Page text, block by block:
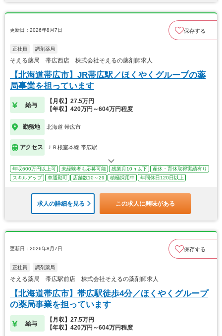
更新日：2026年8月7日 保存する
正社員 調剤薬局
そえる薬局 帯広西店 株式会社そえるの薬剤師求人
【北海道帯広市】JR帯広駅／ほくやくグループの薬
局事業を担っています
給与
【月収】27.5万円
【年収】420万円～604万円程度
勤務地 北海道 帯広市
アクセス ＪＲ根室本線 帯広駅
年収600万円以上可 未経験者も応募可能 残業月10ｈ以下
産休・育休取得実績有り
スキルアップ
車通勤可 店舗数10～29 積極採用中 年間休日120日以上
求人の詳細を見る この求人に興味がある
更新日：2026年8月7日 保存する
正社員 調剤薬局
そえる薬局 帯広駅前店 株式会社そえるの薬剤師求人
【北海道帯広市】帯広駅徒歩4分／ほくやくグループ
の薬局事業を担っています
給与
【月収】27.5万円
【年収】420万円～604万円程度